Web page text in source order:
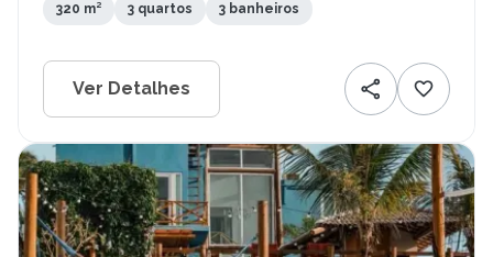
320 m² 3 quartos 3 banheiros
Ver Detalhes